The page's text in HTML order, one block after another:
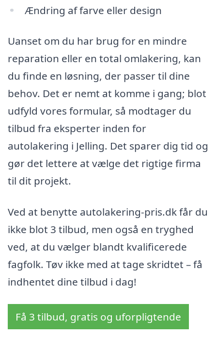
Ændring af farve eller design
Uanset om du har brug for en mindre
reparation eller en total omlakering, kan
du finde en løsning, der passer til dine
behov. Det er nemt at komme i gang; blot
udfyld vores formular, så modtager du
tilbud fra eksperter inden for
autolakering i Jelling. Det sparer dig tid og
gør det lettere at vælge det rigtige firma
til dit projekt.
Ved at benytte autolakering-pris.dk får du
ikke blot 3 tilbud, men også en tryghed
ved, at du vælger blandt kvalificerede
fagfolk. Tøv ikke med at tage skridtet – få
indhentet dine tilbud i dag!
Få 3 tilbud, gratis og uforpligtende